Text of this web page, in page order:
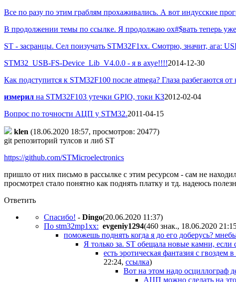
Все по разу по этим граблям прохаживались. А вот индусские
В продолжении темы по ссылке. Я продолжаю ох#$вать теперь
ST - засранцы. Сел поизучать STM32F1xx. Смотрю, значит, ага:
STM32_USB-FS-Device_Lib_V4.0.0 - я в ахуе!!!!2014-12-30
Как подступится к STM32F100 после atmega? Глаза разбегаются от
измерил на STM32F103 утечки GPIO, токи КЗ2012-02-04
Вопрос по точности АЦП у STM32.2011-04-15
klen (18.06.2020 18:57, просмотров: 20477)
git репозиторий тулсов и либ ST
https://github.com/STMicroelectronics
пришло от них письмо в рассылке с этим ресурсом - сам не
просмотрел стало понятно как поднять платку и тд. надеюсь
Ответить
Спасибо! - Dingo(20.06.2020 11:37)
По stm32mp1xx: evgeniy1294(460 знак., 18.06.2020
поможешь поднять когда я до его доберусь?
Я только за. ST обещала новые камни, если
есть эротическая фантазия с
22:24, ссылка)
Вот на этом надо осциллограф
АЦП можно сделать на